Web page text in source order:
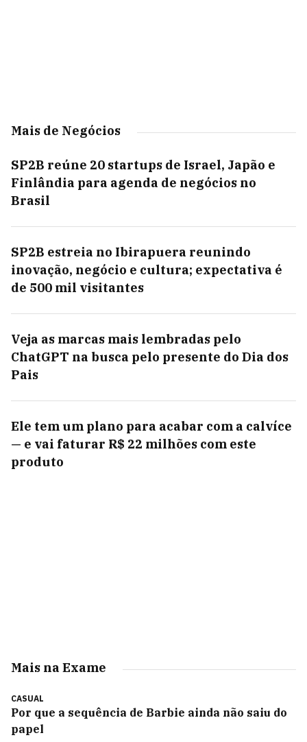
Mais de Negócios
SP2B reúne 20 startups de Israel, Japão e
Finlândia para agenda de negócios no
Brasil
SP2B estreia no Ibirapuera reunindo
inovação, negócio e cultura; expectativa é
de 500 mil visitantes
Veja as marcas mais lembradas pelo
ChatGPT na busca pelo presente do Dia dos
Pais
Ele tem um plano para acabar com a calvíce
— e vai faturar R$ 22 milhões com este
produto
Mais na Exame
CASUAL
Por que a sequência de Barbie ainda não saiu do
papel